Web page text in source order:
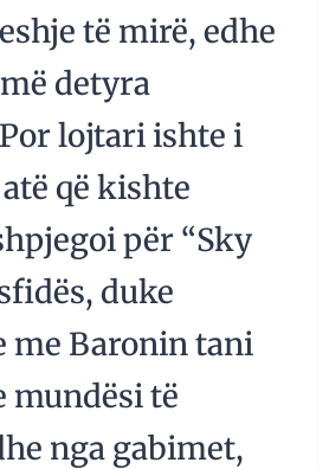
të mirë, edhe
detyra
lojtari ishte i
që kishte
për “Sky
duke
me Baronin tani
mundësi të
nga gabimet,